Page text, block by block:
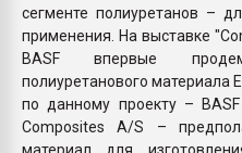
сегменте полиуретанов –
применения. На выставке
BASF впервые
полиуретанового материала
по данному проекту –
Composites A/S –
материал для